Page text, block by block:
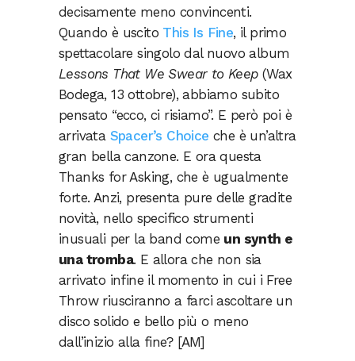
decisamente meno convincenti.
Quando è uscito This Is Fine, il primo
spettacolare singolo dal nuovo album
Lessons That We Swear to Keep(Wax
Bodega, 13 ottobre), abbiamo subito
pensato “ecco, ci risiamo”. E però poi è
arrivata Spacer’s Choice che è un’altra
gran bella canzone. E ora questa
Thanks for Asking, che è ugualmente
forte. Anzi, presenta pure delle gradite
novità, nello specifico strumenti
inusuali per la band come un synth e
una tromba. E allora che non sia
arrivato infine il momento in cui i Free
Throw riusciranno a farci ascoltare un
disco solido e bello più o meno
dall’inizio alla fine? [AM]